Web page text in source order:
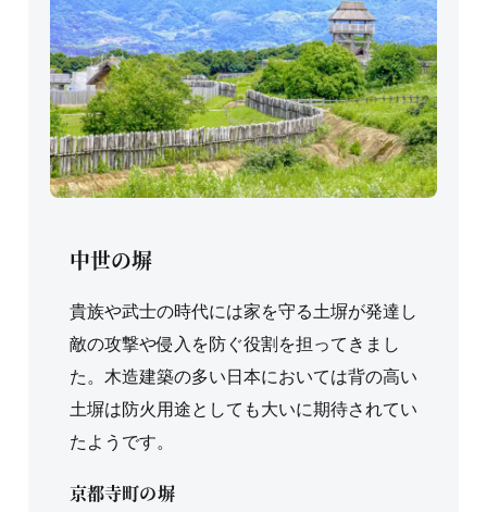
中世の塀
貴族や武士の時代には家を守る土塀が発達し
敵の攻撃や侵入を防ぐ役割を担ってきまし
た。木造建築の多い日本においては背の高い
土塀は防火用途としても大いに期待されてい
たようです。
京都寺町の塀